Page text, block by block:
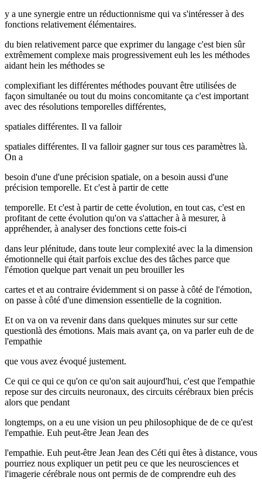
y a une synergie entre un réductionnisme qui va s'intéresser à des
fonctions relativement élémentaires.
du bien relativement parce que exprimer du langage c'est bien sûr
extrêmement complexe mais progressivement euh les les méthodes
aidant hein les méthodes se
complexifiant les différentes méthodes pouvant être utilisées de
façon simultanée ou tout du moins concomitante ça c'est important
avec des résolutions temporelles différentes,
spatiales différentes. Il va falloir
spatiales différentes. Il va falloir gagner sur tous ces paramètres là.
On a
besoin d'une d'une précision spatiale, on a besoin aussi d'une
précision temporelle. Et c'est à partir de cette
temporelle. Et c'est à partir de cette évolution, en tout cas, c'est en
profitant de cette évolution qu'on va s'attacher à à mesurer, à
appréhender, à analyser des fonctions cette fois-ci
dans leur plénitude, dans toute leur complexité avec la la dimension
émotionnelle qui était parfois exclue des des tâches parce que
l'émotion quelque part venait un peu brouiller les
cartes et et au contraire évidemment si on passe à côté de l'émotion,
on passe à côté d'une dimension essentielle de la cognition.
Et on va on va revenir dans dans quelques minutes sur sur cette
questionlà des émotions. Mais mais avant ça, on va parler euh de de
l'empathie
que vous avez évoqué justement.
Ce qui ce qui ce qu'on ce qu'on sait aujourd'hui, c'est que l'empathie
repose sur des circuits neuronaux, des circuits cérébraux bien précis
alors que pendant
longtemps, on a eu une vision un peu philosophique de de ce qu'est
l'empathie. Euh peut-être Jean Jean des
l'empathie. Euh peut-être Jean Jean des Céti qui êtes à distance, vous
pourriez nous expliquer un petit peu ce que les neurosciences et
l'imagerie cérébrale nous ont permis de de comprendre euh des